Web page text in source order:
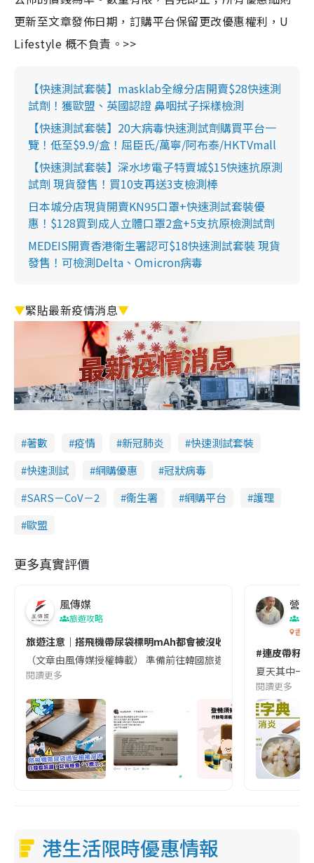
更新至文章發佈日期，訂購平台保留更改優惠權利，U
Lifestyle 概不負責。>>
【快速測試套裝】masklab全線分店開賣$28快速測
試劑！獲歐盟、英國認證 鼻咽拭子採樣檢測
【快速測試套裝】20大病毒快速測試劑購買平台一
覽！低至$9.9/盒！屈臣氏/萬寧/阿布泰/HKTVmall
【快速測試套裝】深水埗電子特賣城$15快速抗原測
試劑 現貨發售！買10支再送3支檢測棒
日本城分店現貨開賣KN95口罩+快速測試套裝優
惠！$128買到成人立體口罩2盒+5支抗原檢測試劑
MEDEIS開賣香港衛生署認可$18快速測試套裝 現貨
發售！可檢測Delta、Omicron病毒
▼緊貼最新疫情消息▼
著數 疫情 新冠肺炎
快速測試套裝
快速測試
網購優惠
冠狀病毒
SARS－CoV－2
衞生署 網購平台
護理
歐盟
更多真實評價
風傳媒
旅遊攻略
旅遊注意｜搭飛機帶尿袋標明mAh都會被沒收😱出發前切記檢查
（文章由風傳媒授權轉載） 準備前往韓國旅遊的民眾，近期要
閱讀更多
營養
香港
#連皮帶籽
夏天其中一
閱讀更多
港生活限時優惠情報